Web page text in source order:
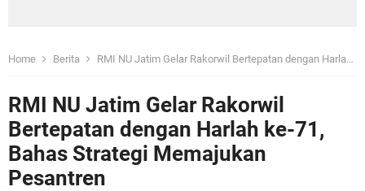
Home Berita RMI NU Jatim Gelar Rakorwil Bertepatan dengan Harlah ke-71, Bahas Strategi Memajukan Pesantren
RMI NU Jatim Gelar Rakorwil
Bertepatan dengan Harlah ke-71,
Bahas Strategi Memajukan
Pesantren